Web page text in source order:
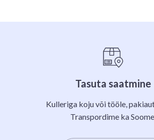
Tasuta saatmine
Kulleriga koju või tööle,
Transpordime ka